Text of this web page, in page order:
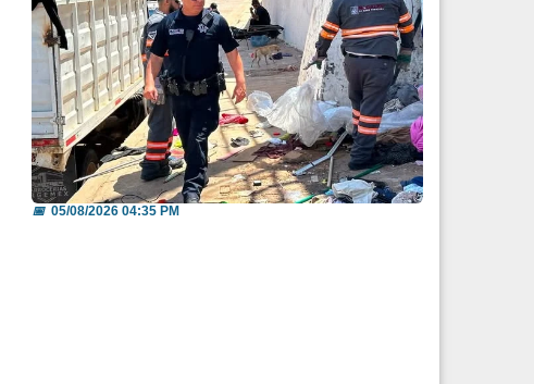
Invitan a reportar espacios públicos
invadidos a través...
📅05/08/2026 04:35 PM